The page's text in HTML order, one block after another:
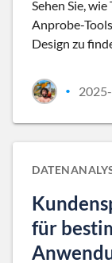
Sehen Sie,
Anprobe-
Design zu
•
für